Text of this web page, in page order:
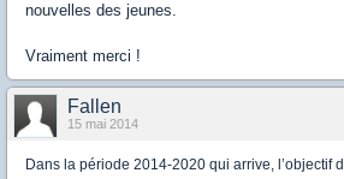
nouvelles des jeunes.
Vraiment merci !
Fallen
15 mai 2014
Dans la période 2014-2020 qui arrive, l’objectif